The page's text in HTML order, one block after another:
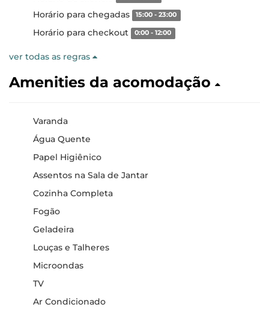
Horário para chegadas 15:00 - 23:00
Horário para checkout 0:00 - 12:00
ver todas as regras
Amenities da acomodação
Varanda
Água Quente
Papel Higiênico
Assentos na Sala de Jantar
Cozinha Completa
Fogão
Geladeira
Louças e Talheres
Microondas
TV
Ar Condicionado